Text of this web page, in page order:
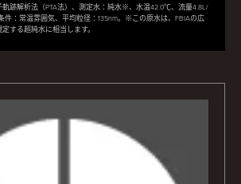
軌跡解析法（PTA法）、測定水：純水※、水温42.0℃、流量4.8L/
件：常温雰囲気、平均粒径：135nm。※この原水は、FBIAの広
する超純水に相当します。